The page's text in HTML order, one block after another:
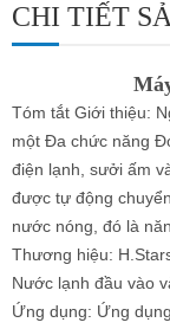
CHI TIẾT
Tóm tắt Giới thiệu:
một Đa chức năng
điện lạnh, sưởi ấm
được tự động
nước nóng, đó là
Thương hiệu:
Nước lạnh đầu vào
Ứng dụng: Ứng